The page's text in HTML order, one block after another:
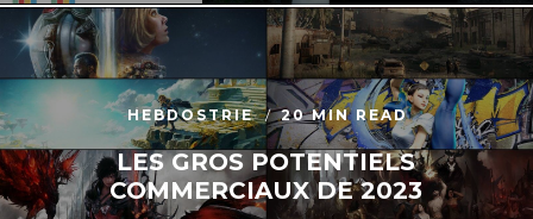
HEBDOSTRIE 20 MIN READ
LES GROS POTENTIELS
COMMERCIAUX DE 2023